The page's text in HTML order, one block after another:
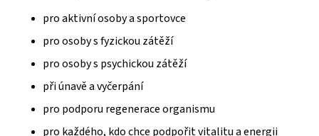
pro aktivní osoby a sportovce
pro osoby s fyzickou zátěží
pro osoby s psychickou zátěží
při únavě a vyčerpání
pro podporu regenerace organismu
pro každého, kdo chce podpořit vitalitu a energii